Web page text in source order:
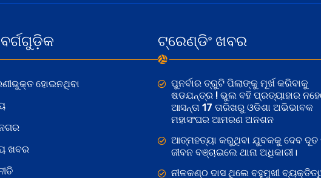
ବର୍ଗଗୁଡ଼ିକ
ହୋଇନଥିବା
ଖବର
ଟ୍ରେଣ୍ଡିଂ ଖବର
ପୁନର୍ବାର ତ୍ରୁଟି ପିଲାଙ୍କୁ ମୂର୍ଖ କରିବାକୁ
ଷଡଯନ୍ତ୍ର ! ଭୁଲ ବହି ପ୍ରତ୍ୟାହାର
ଆସନ୍ତା 17 ତାରିଖରୁ ଓଡିଶା ଅଭିଭାବକ
ମହାସଂଘର ଆମରଣ ଅନଶନ
ଆତ୍ମହତ୍ୟା କରୁଥିବା ଯୁବକକୁ ଦେବ ଦୂତ
ଜୀବନ ବଞ୍ଚାଇଲେ ଥାନା ଅଧିକାରୀ।
ନୀଳକଣ୍ଠ ଦାସ ଥିଲେ ବହୁମୁଖୀ